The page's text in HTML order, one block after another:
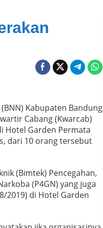
Kabupaten Bandung
Cabang (Kwarcab)
Hotel Garden Permata
dari 10 orang tersebut
(Bimtek) Pencegahan,
(P4GN) yang juga
2019) di Hotel Garden